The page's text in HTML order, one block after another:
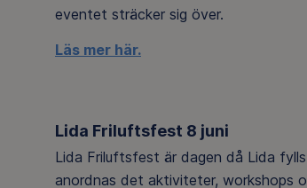
eventet sträcker sig över.
Läs mer här.
Lida Friluftsfest 8 juni
Lida Friluftsfest är dagen då Lida
anordnas det aktiviteter, workshops